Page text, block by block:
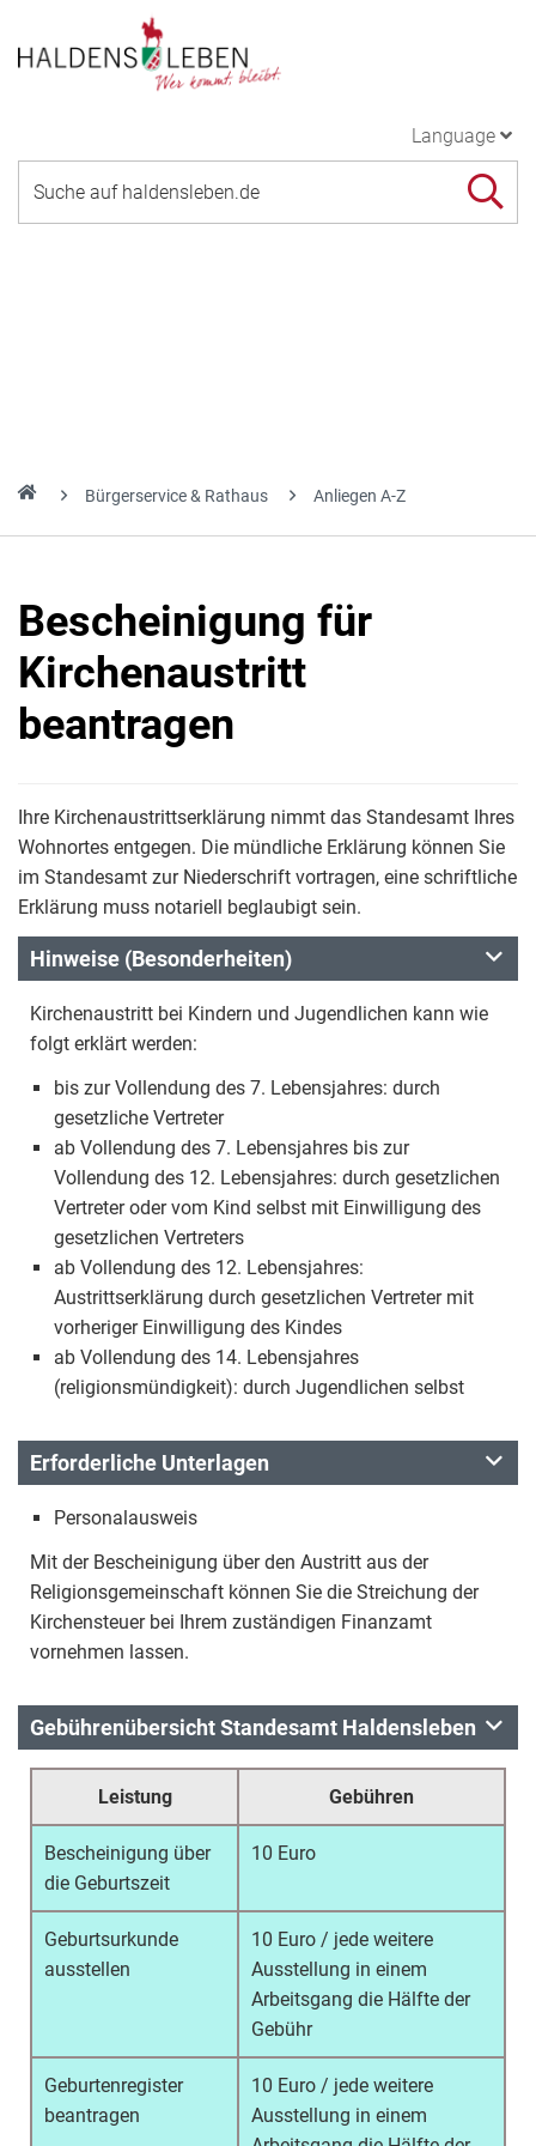
Language
Bürgerservice & Rathaus Anliegen A-Z
Bescheinigung für
Kirchenaustritt
beantragen
Ihre Kirchenaustrittserklärung nimmt das Standesamt Ihres
Wohnortes entgegen. Die mündliche Erklärung können Sie
im Standesamt zur Niederschrift vortragen, eine schriftliche
Erklärung muss notariell beglaubigt sein.
Hinweise (Besonderheiten)
Kirchenaustritt bei Kindern und Jugendlichen kann wie
folgt erklärt werden:
bis zur Vollendung des 7. Lebensjahres: durch
gesetzliche Vertreter
ab Vollendung des 7. Lebensjahres bis zur
Vollendung des 12. Lebensjahres: durch gesetzlichen
Vertreter oder vom Kind selbst mit Einwilligung des
gesetzlichen Vertreters
ab Vollendung des 12. Lebensjahres:
Austrittserklärung durch gesetzlichen Vertreter mit
vorheriger Einwilligung des Kindes
ab Vollendung des 14. Lebensjahres
(religionsmündigkeit): durch Jugendlichen selbst
Erforderliche Unterlagen
Personalausweis
Mit der Bescheinigung über den Austritt aus der
Religionsgemeinschaft können Sie die Streichung der
Kirchensteuer bei Ihrem zuständigen Finanzamt
vornehmen lassen.
Gebührenübersicht Standesamt Haldensleben
Leistung Gebühren
Bescheinigung über
die Geburtszeit
10 Euro
Geburtsurkunde
ausstellen
10 Euro / jede weitere
Ausstellung in einem
Arbeitsgang die Hälfte der
Gebühr
Geburtenregister
beantragen
10 Euro / jede weitere
Ausstellung in einem